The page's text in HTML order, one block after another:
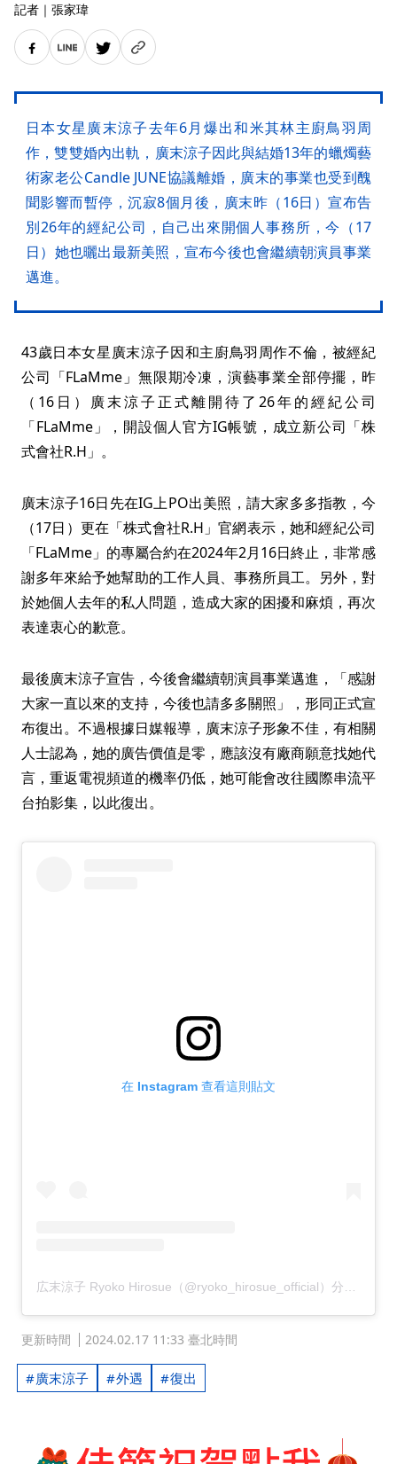
記者 ｜ 張家瑋
日本女星廣末涼子去年6月爆出和米其林主廚鳥羽周
作，雙雙婚內出軌，廣末涼子因此與結婚13年的蠟燭藝
術家老公Candle JUNE協議離婚，廣末的事業也受到醜
聞影響而暫停，沉寂8個月後，廣末昨（16日）宣布告
別26年的經紀公司，自己出來開個人事務所，今（17
日）她也曬出最新美照，宣布今後也會繼續朝演員事業
邁進。
43歲日本女星廣末涼子因和主廚鳥羽周作不倫，被經紀
公司「FLaMme」無限期冷凍，演藝事業全部停擺，昨
（16日）廣末涼子正式離開待了26年的經紀公司
「FLaMme」，開設個人官方IG帳號，成立新公司「株
式會社R.H」。
廣末涼子16日先在IG上PO出美照，請大家多多指教，今
（17日）更在「株式會社R.H」官網表示，她和經紀公司
「FLaMme」的專屬合約在2024年2月16日終止，非常感
謝多年來給予她幫助的工作人員、事務所員工。另外，對
於她個人去年的私人問題，造成大家的困擾和麻煩，再次
表達衷心的歉意。
最後廣末涼子宣告，今後會繼續朝演員事業邁進，「感謝
大家一直以來的支持，今後也請多多關照」，形同正式宣
布復出。不過根據日媒報導，廣末涼子形象不佳，有相關
人士認為，她的廣告價值是零，應該沒有廠商願意找她代
言，重返電視頻道的機率仍低，她可能會改往國際串流平
台拍影集，以此復出。
在 Instagram 查看這則貼文
更新時間 2024.02.17 11:33 臺北時間
廣末涼子 外遇 復出